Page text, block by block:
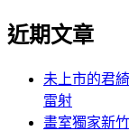
關
近期文章
未上市的君
雷射
畫室獨家新